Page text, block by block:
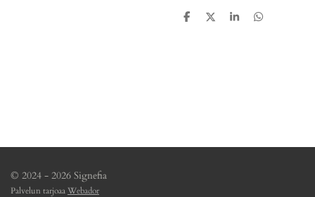
J
J
J
J
© 2024 - 2026 Signefia
Palvelun tarjoaaWebador